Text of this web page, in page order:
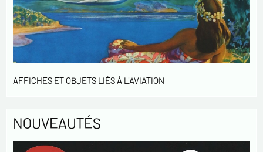
En cochant cette case, j'accepte que les
informations saisies dans ce formulaire soient
utilisées pour me contacter dans le cadre de cet
échange commercial.
En cochant cette case, j'accepte de recevoir des
votre activités.
AFFICHES ET OBJETS LIÉS À L'AVIATION
NOUVEAUTÉS